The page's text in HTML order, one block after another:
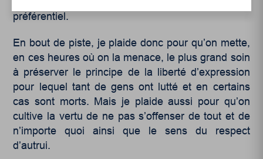
préférentiel.
En bout de piste, je plaide donc pour qu’on mette,
en ces heures où on la menace, le plus grand soin
à préserver le principe de la liberté d’expression
pour lequel tant de gens ont lutté et en certains
cas sont morts. Mais je plaide aussi pour qu’on
cultive la vertu de ne pas s’offenser de tout et de
n’importe quoi ainsi que le sens du respect
d’autrui.